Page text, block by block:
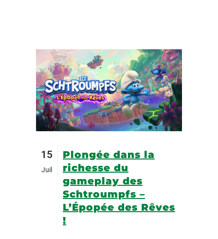
15
Juil
Plongée dans la
richesse du
gameplay des
Schtroumpfs –
L’Épopée des Rêves
!